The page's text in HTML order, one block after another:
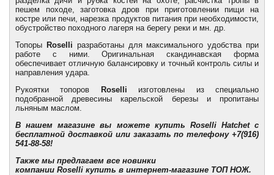
пешем походе, заготовка дров при приготовлении пищи на
костре или печи, нарезка продуктов питания при необходимости,
обустройство походного лагеря на берегу реки и мн. др.
Топоры Roselli разработаны для максимального удобства при
работе с ними. Оригинальная скандинавская форма
обеспечивает отличную балансировку и точный контроль силы и
направления удара.
Рукоятки топоров
Roselli изготовлены из специально
подобранной древесины карельской березы и пропитаны
льняным маслом.
В нашем магазине вы можете купить Roselli Hatchetс
бесплатной доставкойили заказать по телефону+7(916)
541-88-58!
Также мы предлагаем все новинки
компании Roselli купить в интернет-магазине ТОП НОЖ.